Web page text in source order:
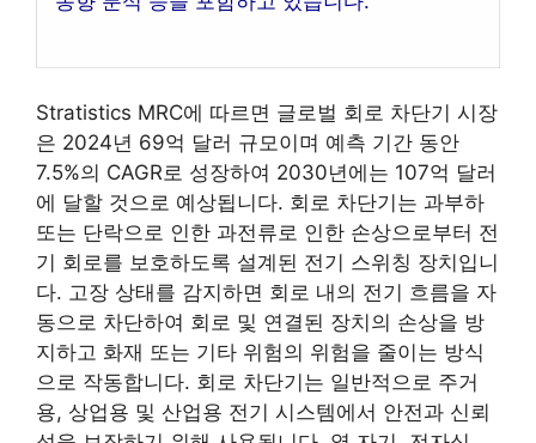
Stratistics MRC에 따르면 글로벌 회로 차단기 시장
은 2024년 69억 달러 규모이며 예측 기간 동안
7.5%의 CAGR로 성장하여 2030년에는 107억 달러
에 달할 것으로 예상됩니다. 회로 차단기는 과부하
또는 단락으로 인한 과전류로 인한 손상으로부터 전
기 회로를 보호하도록 설계된 전기 스위칭 장치입니
다. 고장 상태를 감지하면 회로 내의 전기 흐름을 자
동으로 차단하여 회로 및 연결된 장치의 손상을 방
지하고 화재 또는 기타 위험의 위험을 줄이는 방식
으로 작동합니다. 회로 차단기는 일반적으로 주거
용, 상업용 및 산업용 전기 시스템에서 안전과 신뢰